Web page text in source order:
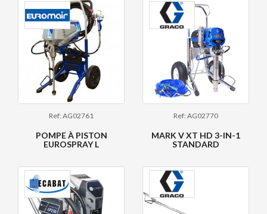
Ref: AG02761
POMPE À PISTON
EUROSPRAY L
Ref: AG02770
MARK V XT HD 3-IN-1
STANDARD